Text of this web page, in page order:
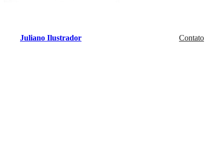
Juliano Ilustrador Contato